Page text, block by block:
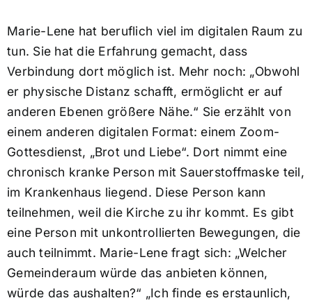
Marie-Lene hat beruflich viel im digitalen Raum zu
tun. Sie hat die Erfahrung gemacht, dass
Verbindung dort möglich ist. Mehr noch: „Obwohl
er physische Distanz schafft, ermöglicht er auf
anderen Ebenen größere Nähe.“ Sie erzählt von
einem anderen digitalen Format: einem Zoom-
Gottesdienst, „Brot und Liebe“. Dort nimmt eine
chronisch kranke Person mit Sauerstoffmaske teil,
im Krankenhaus liegend. Diese Person kann
teilnehmen, weil die Kirche zu ihr kommt. Es gibt
eine Person mit unkontrollierten Bewegungen, die
auch teilnimmt. Marie-Lene fragt sich: „Welcher
Gemeinderaum würde das anbieten können,
würde das aushalten?“ „Ich finde es erstaunlich,